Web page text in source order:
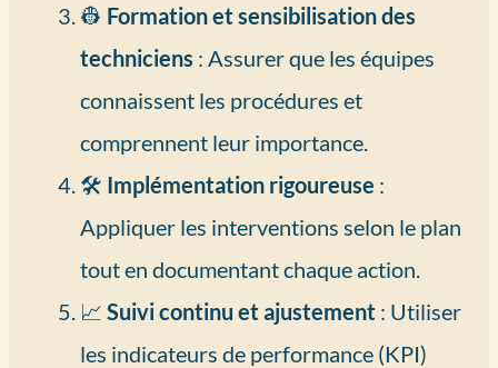
👷 Formation et sensibilisation des
techniciens : Assurer que les équipes
connaissent les procédures et
comprennent leur importance.
🛠️ Implémentation rigoureuse :
Appliquer les interventions selon le plan
tout en documentant chaque action.
📈 Suivi continu et ajustement : Utiliser
les indicateurs de performance (KPI)